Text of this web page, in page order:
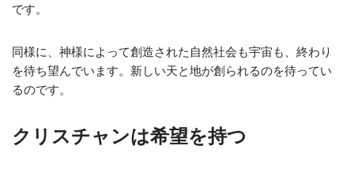
です。
同様に、神様によって創造された自然社会も宇宙も、終わり
を待ち望んでいます。新しい天と地が創られるのを待ってい
るのです。
クリスチャンは希望を持つ